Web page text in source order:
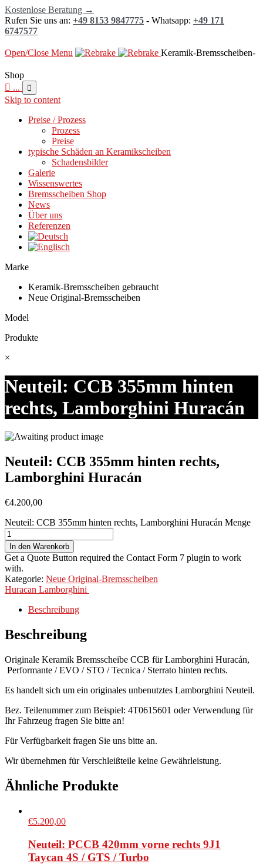
Kostenlose Beratung →
Rufen Sie uns an: +49 8153 9847775 - Whatsapp: +49 171
6747577
Open/Close Menu Keramik-Bremsscheiben-
Shop
 ... 
Skip to content
Preise / Prozess
Prozess
Preise
typische Schäden an Keramikscheiben
Schadensbilder
Galerie
Wissenswertes
Bremsscheiben Shop
News
Über uns
Referenzen
Marke
Keramik-Bremsscheiben gebraucht
Neue Original-Bremsscheiben
Model
Produkte
×
Neuteil: CCB 355mm hinten
rechts, Lamborghini Huracán
Neuteil: CCB 355mm hinten rechts,
Lamborghini Huracán
€4.200,00
Neuteil: CCB 355mm hinten rechts, Lamborghini Huracán Menge
In den Warenkorb
Get a Quote Button required the Contact Form 7 plugin to work
with.
Kategorie: Neue Original-Bremsscheiben
Huracan Lamborghini
Beschreibung
Beschreibung
Originale Keramik Bremsscheibe CCB für Lamborghini Huracán,
Performante / EVO / STO / Tecnica / Sterrato hinten rechts.
Es handelt sich um ein originales unbenutztes Lamborghini Neuteil.
Bez. Teilenummer zum Beispiel: 4T0615601 oder Verwendung für
Ihr Fahrzeug fragen Sie bitte an!
Für Verfügbarkeit fragen Sie uns bitte an.
Wir übernehmen für Verschleißteile keine Gewährleistung.
Ähnliche Produkte
€5.200,00
Neuteil: PCCB 420mm vorne rechts 9J1
Taycan 4S / GTS / Turbo